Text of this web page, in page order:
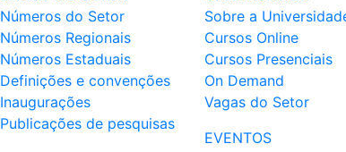
Números do Setor
Números Regionais
Números Estaduais
Definições e convenções
Inaugurações
Publicações de pesquisas
Sobre a
Cursos Online
Cursos Presenciais
On Demand
Vagas do Setor
EVENTOS